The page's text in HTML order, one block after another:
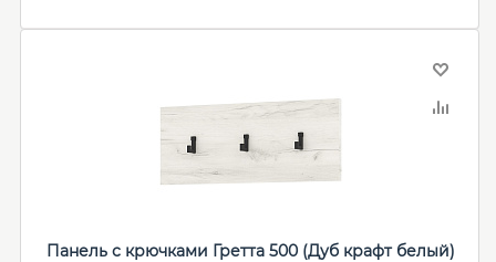
Панель с крючками Гретта 500 (Дуб крафт белый)